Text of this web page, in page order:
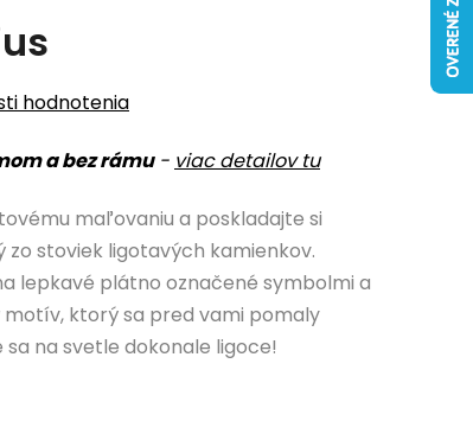
hodnotenia
a bez rámu- viac detailov tu
maľovaniu a poskladajte si
stoviek ligotavých kamienkov.
lepkavé plátno označené symbolmi a
ktorý sa pred vami pomaly
na svetle dokonale ligoce!